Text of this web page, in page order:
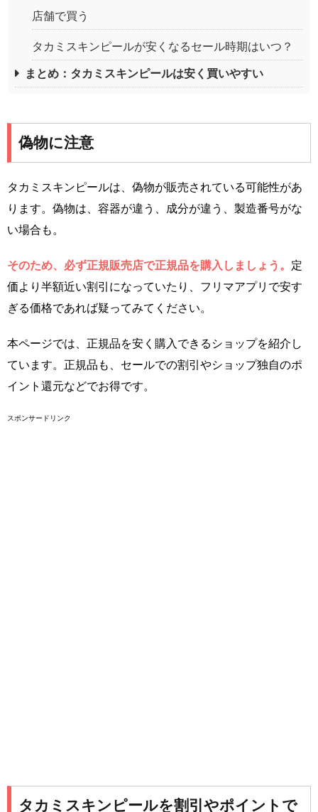
店舗で買う
タカミスキンピールが安くなるセール時期はいつ？
まとめ：タカミスキンピールは安く買いやすい
偽物に注意
タカミスキンピールは、偽物が販売されている可能性があ
ります。偽物は、容器が違う、成分が違う、製造番号がな
い場合も。
そのため、必ず正規販売店で正規品を購入しましょう。 定
価より半額近い割引になっていたり、フリマアプリで安す
ぎる価格であれば疑ってみてください。
本ページでは、正規品を安く購入できるショップを紹介し
ています。正規品も、セールでの割引やショップ独自のポ
イント還元などでお得です。
スポンサードリンク
タカミスキンピールを割引やポイントで